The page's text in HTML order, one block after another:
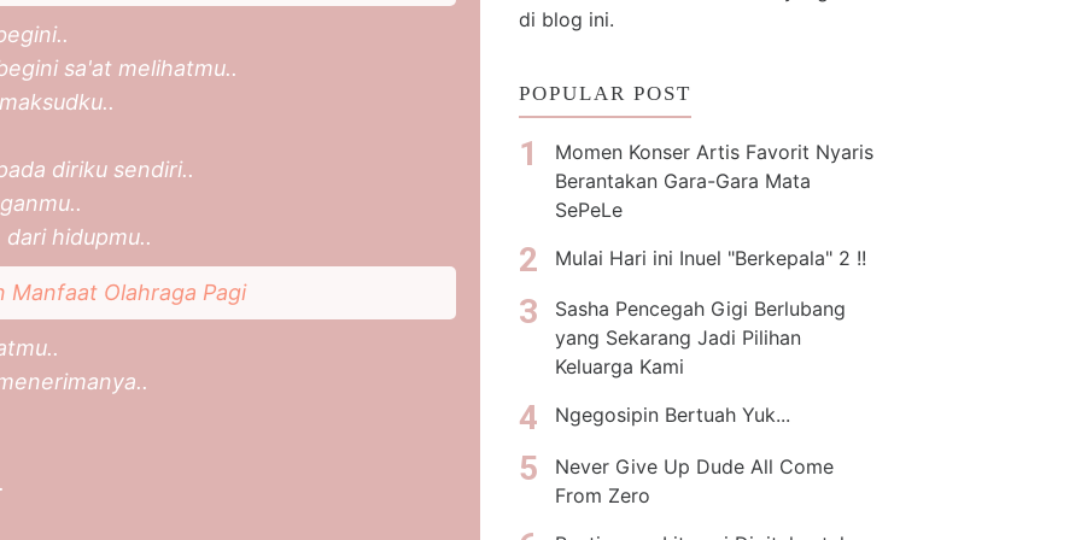
sa'at melihatmu..
diriku sendiri..
hidupmu..
Manfaat Olahraga Pagi
di blog ini.
POPULAR POST
Momen Konser Artis Favorit Nyaris
Berantakan Gara-Gara Mata
SePeLe
Mulai Hari ini Inuel "Berkepala" 2 !!
Sasha Pencegah Gigi Berlubang
yang Sekarang Jadi Pilihan
Keluarga Kami
Ngegosipin Bertuah Yuk...
Never Give Up Dude All Come
From Zero